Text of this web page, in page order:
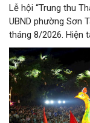
Lễ hội “Trung thu
UBND phường Sơn
tháng 8/2026. Hiện
chính quyền
vị và 25 tổ dân phố
sẵn sàng mang đến
thu quy mô, đặc